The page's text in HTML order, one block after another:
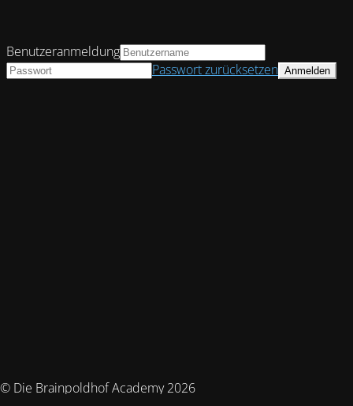
© Die Brainpoldhof Academy 2026
Benutzeranmeldung
Passwort zurücksetzen